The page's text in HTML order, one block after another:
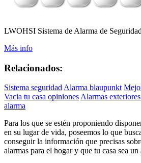
LWOHSI Sistema de Alarma de
Más info
Relacionados:
Sistema seguridad Alarma blaupunkt
Vacia tu casa opiniones Alarmas
alarma
Para los que se estén proponiendo
en su lugar de vida, poseemos lo que
conseguir la información que precisas
alarmas para el hogar y que tu casa sea